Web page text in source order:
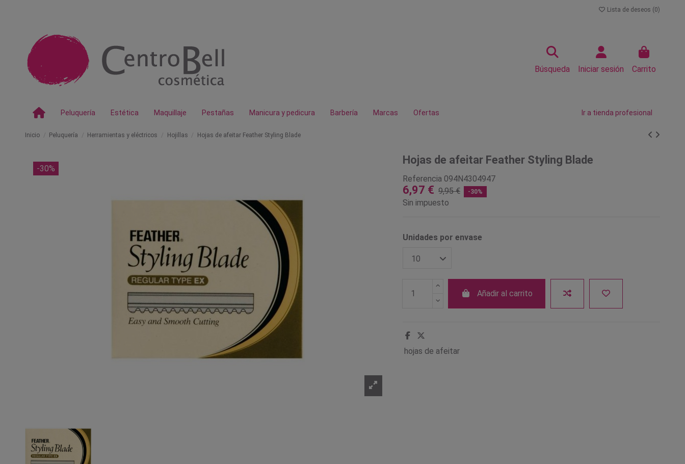
Lista de deseos (0)
Búsqueda Iniciar sesión Carrito
Peluquería Estética Maquillaje Pestañas Manicura y pedicura Barbería Marcas Ofertas Ir a tienda profesional
Inicio Peluquería Herramientas y eléctricos Hojillas Hojas de afeitar Feather Styling Blade
-30%
Hojas de afeitar Feather Styling Blade
Referencia 094N4304947
6,97 € 9,95 € -30%
Sin impuesto
Unidades por envase
Añadir al carrito
hojas de afeitar